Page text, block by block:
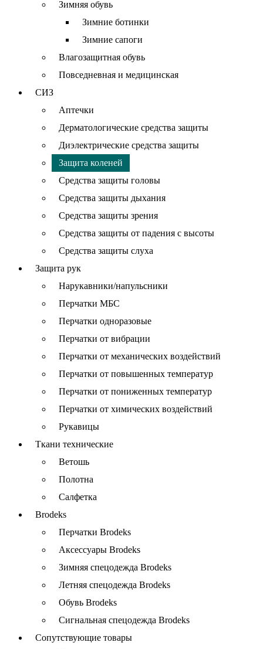
Зимняя обувь
Зимние ботинки
Зимние сапоги
Влагозащитная обувь
Повседневная и медицинская
СИЗ
Аптечки
Дерматологические средства защиты
Диэлектрические средства защиты
Защита коленей
Средства защиты головы
Средства защиты дыхания
Средства защиты зрения
Средства защиты от падения с высоты
Средства защиты слуха
Защита рук
Нарукавники/напульсники
Перчатки МБС
Перчатки одноразовые
Перчатки от вибрации
Перчатки от механических воздействий
Перчатки от повышенных температур
Перчатки от пониженных температур
Перчатки от химических воздействий
Рукавицы
Ткани технические
Ветошь
Полотна
Салфетка
Brodeks
Перчатки Brodeks
Аксессуары Brodeks
Зимняя спецодежда Brodeks
Летняя спецодежда Brodeks
Обувь Brodeks
Сигнальная спецодежда Brodeks
Сопутствующие товары